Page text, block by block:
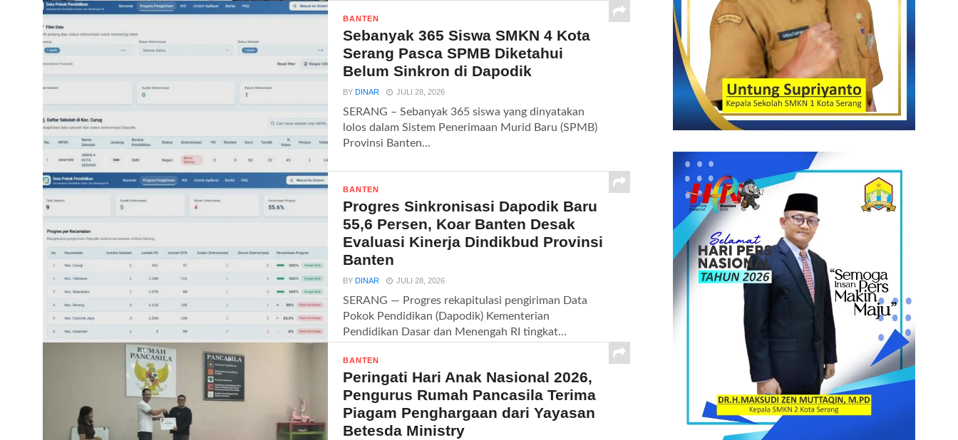
BANTEN
Sebanyak 365 Siswa SMKN 4 Kota
Serang Pasca SPMB Diketahui
Belum Sinkron di Dapodik
BYDINAR JULI 28, 2026
SERANG – Sebanyak 365 siswa yang dinyatakan
lolos dalam Sistem Penerimaan Murid Baru (SPMB)
Provinsi Banten...
BANTEN
Progres Sinkronisasi Dapodik Baru
55,6 Persen, Koar Banten Desak
Evaluasi Kinerja Dindikbud Provinsi
Banten
BYDINAR JULI 28, 2026
SERANG — Progres rekapitulasi pengiriman Data
Pokok Pendidikan (Dapodik) Kementerian
Pendidikan Dasar dan Menengah RI tingkat...
BANTEN
Peringati Hari Anak Nasional 2026,
Pengurus Rumah Pancasila Terima
Piagam Penghargaan dari Yayasan
Betesda Ministry